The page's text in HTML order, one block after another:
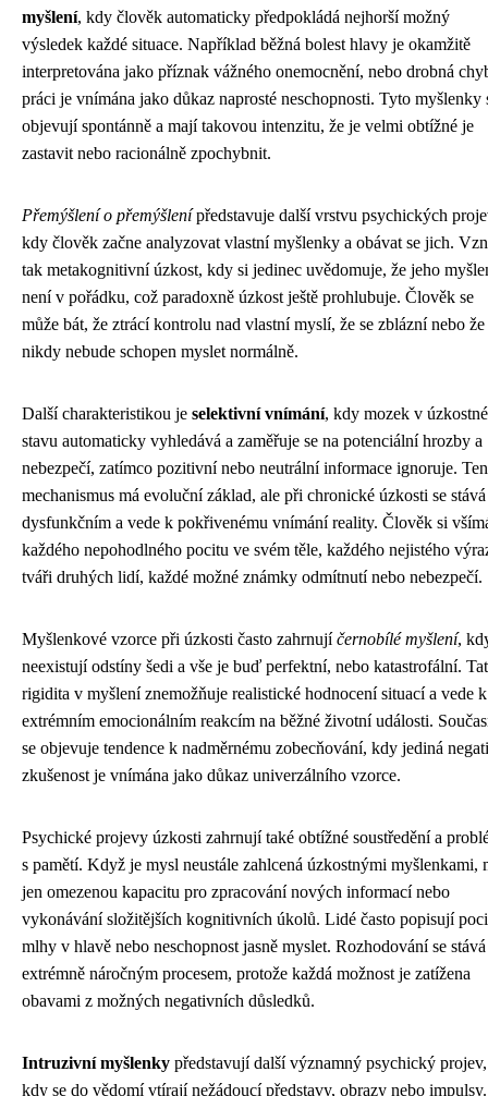
myšlení, kdy člověk automaticky předpokládá nejhorší možný
výsledek každé situace. Například běžná bolest hlavy je okamžitě
interpretována jako příznak vážného onemocnění, nebo drobná
práci je vnímána jako důkaz naprosté neschopnosti. Tyto myšlenky
objevují spontánně a mají takovou intenzitu, že je velmi obtížné je
zastavit nebo racionálně zpochybnit.
Přemýšlení o přemýšlenípředstavuje další vrstvu psychických
kdy člověk začne analyzovat vlastní myšlenky a obávat se jich.
tak metakognitivní úzkost, kdy si jedinec uvědomuje, že jeho
není v pořádku, což paradoxně úzkost ještě prohlubuje. Člověk se
může bát, že ztrácí kontrolu nad vlastní myslí, že se zblázní nebo že
nikdy nebude schopen myslet normálně.
Další charakteristikou je selektivní vnímání, kdy mozek v
stavu automaticky vyhledává a zaměřuje se na potenciální hrozby a
nebezpečí, zatímco pozitivní nebo neutrální informace ignoruje.
mechanismus má evoluční základ, ale při chronické úzkosti se stává
dysfunkčním a vede k pokřivenému vnímání reality. Člověk si
každého nepohodlného pocitu ve svém těle, každého nejistého
tváři druhých lidí, každé možné známky odmítnutí nebo nebezpečí.
Myšlenkové vzorce při úzkosti často zahrnujíčernobílé myšlení,
neexistují odstíny šedi a vše je buď perfektní, nebo katastrofální.
rigidita v myšlení znemožňuje realistické hodnocení situací a vede k
extrémním emocionálním reakcím na běžné životní události.
se objevuje tendence k nadměrnému zobecňování, kdy jediná
zkušenost je vnímána jako důkaz univerzálního vzorce.
Psychické projevy úzkosti zahrnují také obtížné soustředění a
s pamětí. Když je mysl neustále zahlcená úzkostnými myšlenkami,
jen omezenou kapacitu pro zpracování nových informací nebo
vykonávání složitějších kognitivních úkolů. Lidé často popisují
mlhy v hlavě nebo neschopnost jasně myslet. Rozhodování se stává
extrémně náročným procesem, protože každá možnost je zatížena
obavami z možných negativních důsledků.
Intruzivní myšlenky představují další významný psychický projev,
kdy se do vědomí vtírají nežádoucí představy, obrazy nebo impulsy.